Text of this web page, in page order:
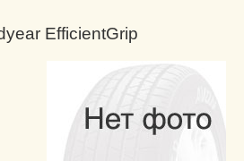
Grip Ice 2
Ultra Grip Ice Arctic
Ultra Grip Ice Cargo
EfficientGrip